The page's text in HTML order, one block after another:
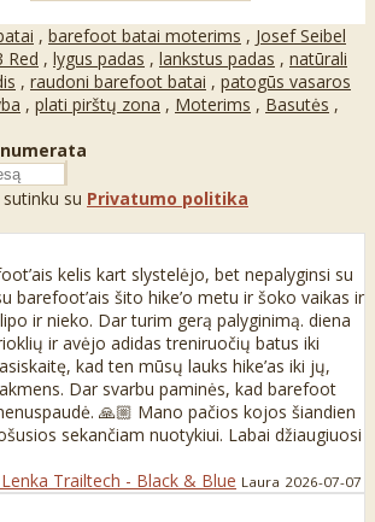
, barefoot batai moterims , Josef Seibel
Red , lygus padas , lankstus padas , natūrali
, raudoni barefoot batai , patogūs vasaros
, plati pirštų zona , Moterims , Basutės ,
su Privatumo politika
kelis kart slystelėjo, bet nepalyginsi su
barefoot’ais šito hike’o metu ir šoko vaikas ir
ir nieko. Dar turim gerą palyginimą. diena
ir avėjo adidas treniruočių batus iki
kad ten mūsų lauks hike’as iki jų,
Dar svarbu paminės, kad barefoot
🙏🏼 Mano pačios kojos šiandien
sekančiam nuotykiui. Labai džiaugiuosi
Trailtech - Black & Blue Laura 2026-07-07